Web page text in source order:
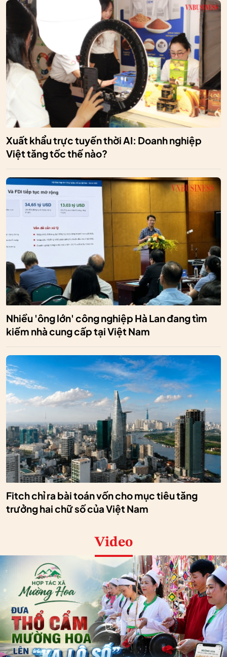
Xuất khẩu trực tuyến thời AI: Doanh nghiệp
Việt tăng tốc thế nào?
Nhiều 'ông lớn' công nghiệp Hà Lan đang tìm
kiếm nhà cung cấp tại Việt Nam
Fitch chỉ ra bài toán vốn cho mục tiêu tăng
trưởng hai chữ số của Việt Nam
Video